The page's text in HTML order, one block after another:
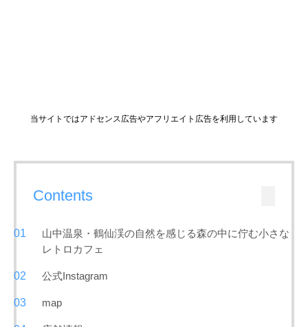
当サイトではアドセンス広告やアフリエイト広告を利用しています
Contents
山中温泉・鶴仙渓の自然を感じる森の中に佇む小さな
レトロカフェ
公式Instagram
map